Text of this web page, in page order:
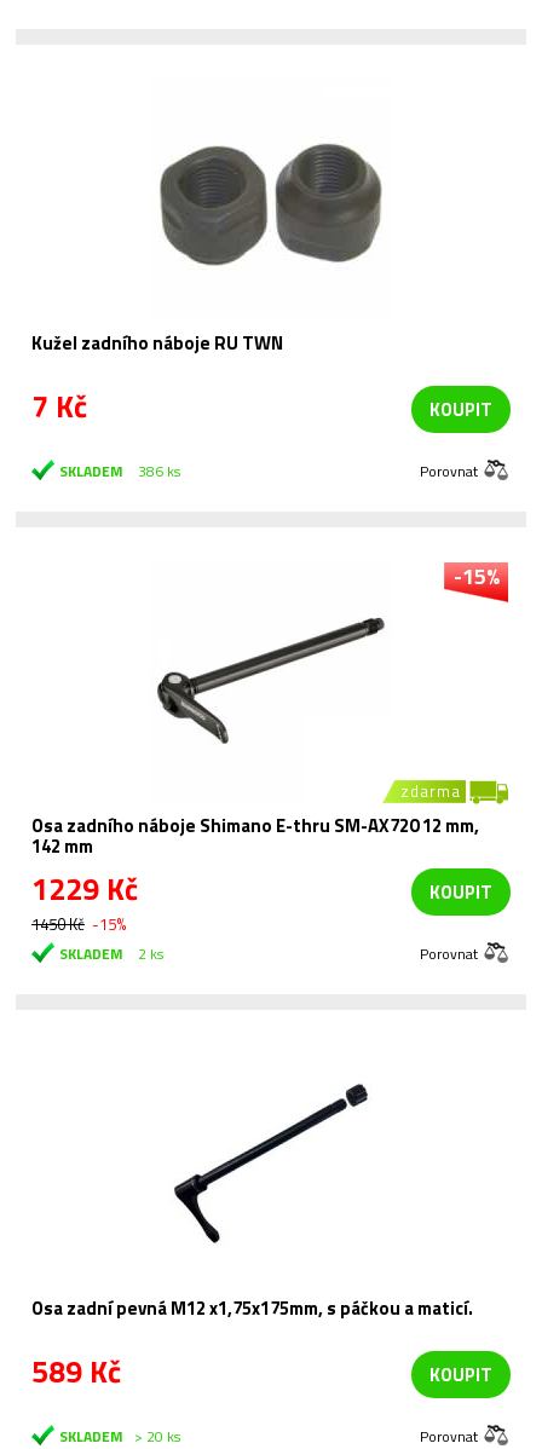
Kužel zadního náboje RU TWN
7 Kč KOUPIT
SKLADEM 386 ks Porovnat
-15%
zdarma
Osa zadního náboje Shimano E-thru SM-AX720 12 mm,
142 mm
1229 Kč
1450 Kč -15%
KOUPIT
SKLADEM 2 ks Porovnat
Osa zadní pevná M12 x1,75x175mm, s páčkou a maticí.
589 Kč KOUPIT
SKLADEM > 20 ks Porovnat